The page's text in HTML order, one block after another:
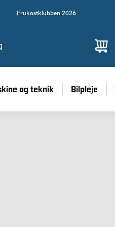
Frukostklubben 2026
og teknik Bilpleje